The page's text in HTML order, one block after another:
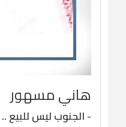
هاني مسهور
-الجنوب ليس